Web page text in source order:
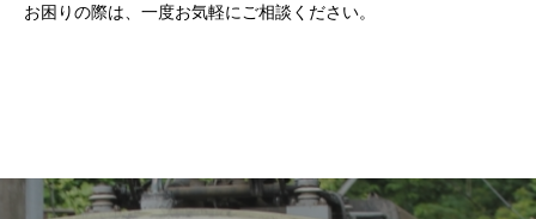
お困りの際は、一度お気軽にご相談ください。